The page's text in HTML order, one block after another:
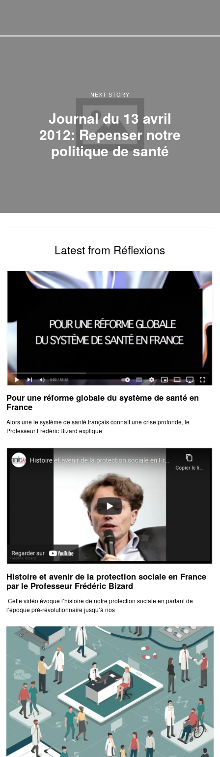
NEXT STORY
Journal du 13 avril
2012: Repenser notre
politique de santé
Latest from Réflexions
Pour une réforme globale du système de santé en
France
Alors une le système de santé français connaît une crise profonde, le
Professeur Frédéric Bizard explique
Histoire et avenir de la protection sociale en France
par le Professeur Frédéric Bizard
Cette vidéo évoque l’histoire de notre protection sociale en partant de
l’époque pré-révolutionnaire jusqu’à nos